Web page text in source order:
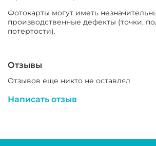
Фотокарты могут иметь
производственные дефекты (точки,
потертости).
Отзывы
Отзывов еще никто не оставлял
Написать отзыв